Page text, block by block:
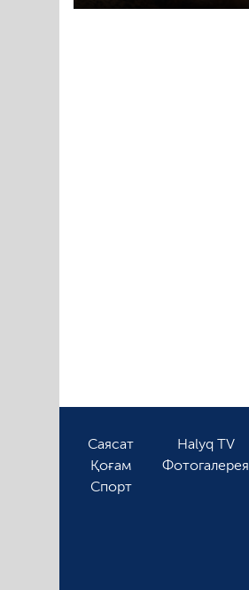
Саясат
Қоғам
Спорт
Halyq TV
Фотогалерея